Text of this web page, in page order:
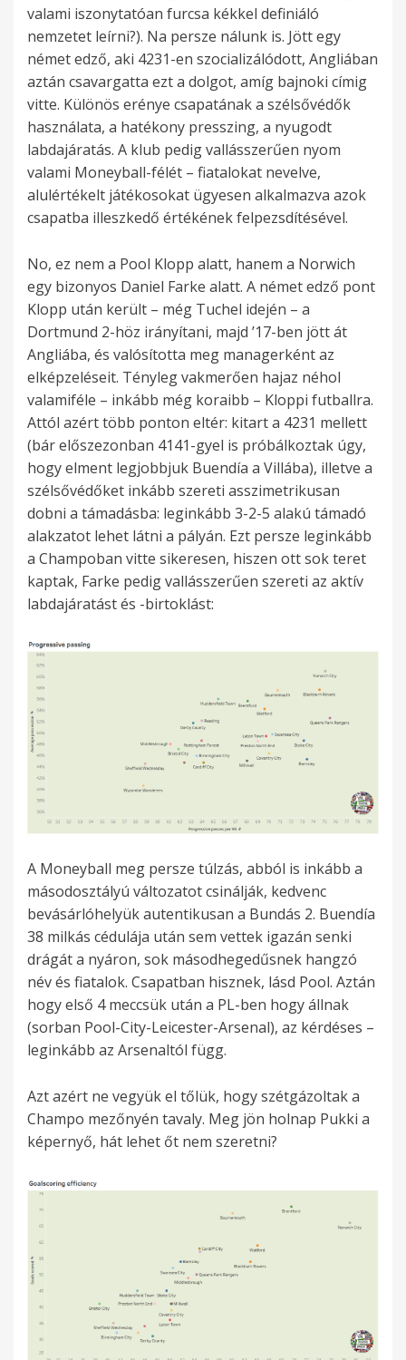
valami iszonytatóan furcsa kékkel definiáló
nemzetet leírni?). Na persze nálunk is. Jött egy
német edző, aki 4231-en szocializálódott, Angliában
aztán csavargatta ezt a dolgot, amíg bajnoki címig
vitte. Különös erénye csapatának a szélsővédők
használata, a hatékony presszing, a nyugodt
labdajáratás. A klub pedig vallásszerűen nyom
valami Moneyball-félét – fiatalokat nevelve,
alulértékelt játékosokat ügyesen alkalmazva azok
csapatba illeszkedő értékének felpezsdítésével.
No, ez nem a Pool Klopp alatt, hanem a Norwich
egy bizonyos Daniel Farke alatt. A német edző pont
Klopp után került – még Tuchel idején – a
Dortmund 2-höz irányítani, majd ’17-ben jött át
Angliába, és valósította meg managerként az
elképzeléseit. Tényleg vakmerően hajaz néhol
valamiféle – inkább még koraibb – Kloppi futballra.
Attól azért több ponton eltér: kitart a 4231 mellett
(bár előszezonban 4141-gyel is próbálkoztak úgy,
hogy elment legjobbjuk Buendía a Villába), illetve a
szélsővédőket inkább szereti asszimetrikusan
dobni a támadásba: leginkább 3-2-5 alakú támadó
alakzatot lehet látni a pályán. Ezt persze leginkább
a Champoban vitte sikeresen, hiszen ott sok teret
kaptak, Farke pedig vallásszerűen szereti az aktív
labdajáratást és -birtoklást:
A Moneyball meg persze túlzás, abból is inkább a
másodosztályú változatot csinálják, kedvenc
bevásárlóhelyük autentikusan a Bundás 2. Buendía
38 milkás cédulája után sem vettek igazán senki
drágát a nyáron, sok másodhegedűsnek hangzó
név és fiatalok. Csapatban hisznek, lásd Pool. Aztán
hogy első 4 meccsük után a PL-ben hogy állnak
(sorban Pool-City-Leicester-Arsenal), az kérdéses –
leginkább az Arsenaltól függ.
Azt azért ne vegyük el tőlük, hogy szétgázoltak a
Champo mezőnyén tavaly. Meg jön holnap Pukki a
képernyő, hát lehet őt nem szeretni?